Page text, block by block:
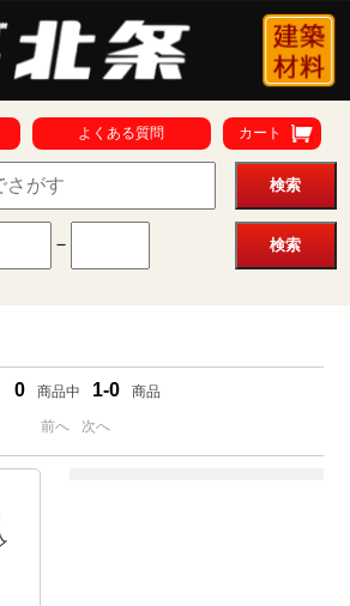
よくある質問 カート
－
0 商品中 1-0 商品
前へ 次へ